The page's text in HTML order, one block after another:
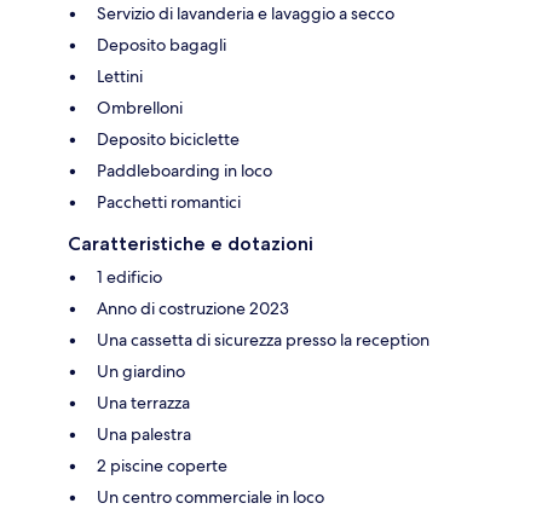
Servizio di lavanderia e lavaggio a secco
Deposito bagagli
Lettini
Ombrelloni
Deposito biciclette
Paddleboarding in loco
Pacchetti romantici
Caratteristiche e dotazioni
1 edificio
Anno di costruzione 2023
Una cassetta di sicurezza presso la reception
Un giardino
Una terrazza
Una palestra
2 piscine coperte
Un centro commerciale in loco